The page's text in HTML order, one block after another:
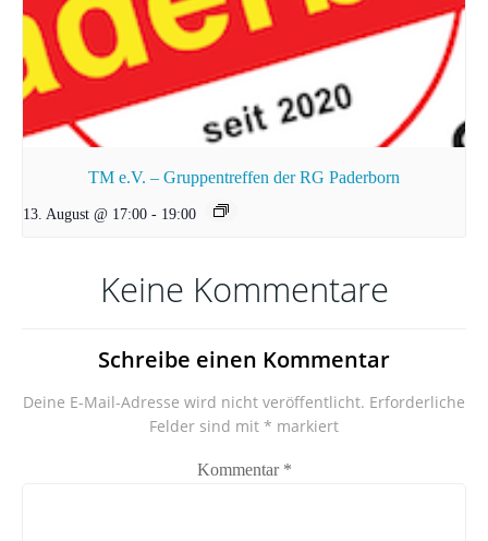
TM e.V. – Gruppentreffen der RG Paderborn
13. August @ 17:00 - 19:00
Keine Kommentare
Schreibe einen Kommentar
Deine E-Mail-Adresse wird nicht veröffentlicht. Erforderliche
Felder sind mit * markiert
Kommentar *